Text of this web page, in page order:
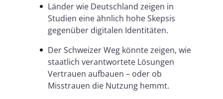
Länder wie Deutschland zeigen in
Studien eine ähnlich hohe Skepsis
gegenüber digitalen Identitäten.
Der Schweizer Weg könnte zeigen, wie
staatlich verantwortete Lösungen
Vertrauen aufbauen – oder ob
Misstrauen die Nutzung hemmt.